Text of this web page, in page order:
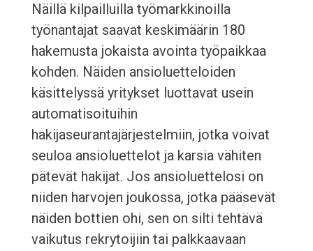
Näillä kilpailluilla työmarkkinoilla
työnantajat saavat keskimäärin 180
hakemusta jokaista avointa työpaikkaa
kohden. Näiden ansioluetteloiden
käsittelyssä yritykset luottavat usein
automatisoituihin
hakijaseurantajärjestelmiin, jotka voivat
seuloa ansioluettelot ja karsia vähiten
pätevät hakijat. Jos ansioluettelosi on
niiden harvojen joukossa, jotka pääsevät
näiden bottien ohi, sen on silti tehtävä
vaikutus rekrytoijiin tai palkkaavaan